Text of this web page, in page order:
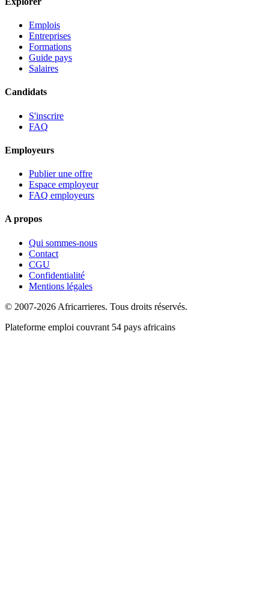
Emplois
Entreprises
Formations
Guide pays
Salaires
Candidats
S'inscrire
FAQ
Employeurs
Publier une offre
Espace employeur
FAQ employeurs
A propos
Qui sommes-nous
Contact
CGU
Confidentialité
Mentions légales
© 2007-2026 Africarrieres. Tous droits réservés.
Plateforme emploi couvrant 54 pays africains